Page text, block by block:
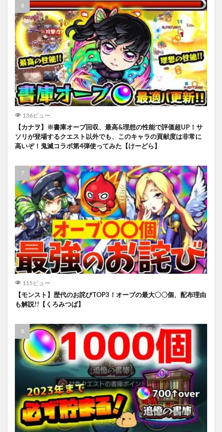
136ビュー
【カナヲ】※書庫オーブ回収、最高&理想の性能で評価超UP！サ
ソリが登場するクエスト以外でも、このキャラの貢献度は非常に
高いぞ！鬼滅コラボ第4弾使ってみた【けーどら】
115ビュー
【モンスト】歴代のお詫びTOP3！オーブの最大〇〇個、配布理由
も解説!!【くろみつば】